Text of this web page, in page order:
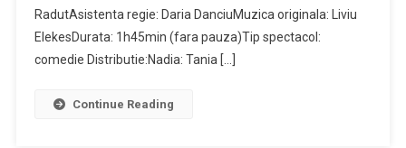
RadutAsistenta regie: Daria DanciuMuzica originala: Liviu
ElekesDurata: 1h45min (fara pauza)Tip spectacol:
comedie Distributie:Nadia: Tania […]
Continue Reading